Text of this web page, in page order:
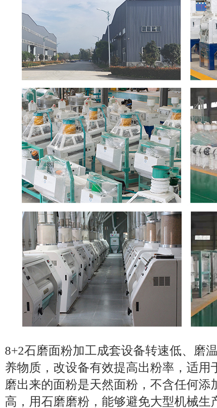
8+2石磨面粉加工成套设备转速低、磨
养物质，改设备有效提高出粉率，适用
磨出来的面粉是天然面粉，不含任何添
高，用石磨磨粉，能够避免大型机械生